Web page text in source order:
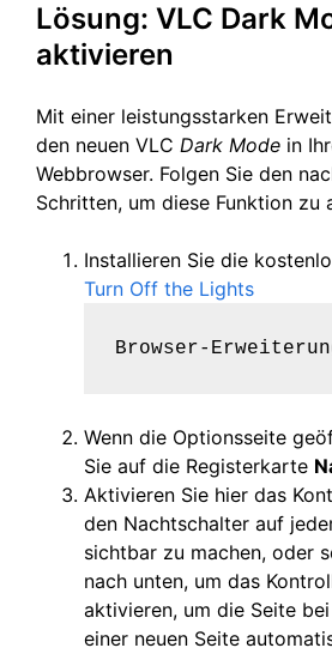
Lösung: VLC Dark
aktivieren
Mit einer leistungsstarken
den neuen VLC Dark Mode in
Webbrowser. Folgen Sie den
Schritten, um diese Funktion zu
Installieren Sie die
Turn Off the Lights
Browser-
Wenn die Optionsseite
Sie auf die Registerkarte
Aktivieren Sie hier das
den Nachtschalter auf
sichtbar zu machen, oder
nach unten, um das
aktivieren, um die Seite
einer neuen Seite